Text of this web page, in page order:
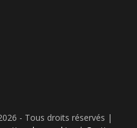
- Tous droits réservés |